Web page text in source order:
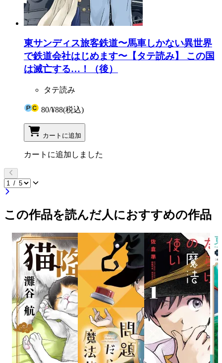
東サンディス旅客鉄道〜馬車しかない異世界
で鉄道会社はじめます〜【タテ読み】 この国
は滅亡する…！（後）
タテ読み
80/¥88(税込)
カートに追加
カートに追加しました
この作品を読んだ人におすすめの作品